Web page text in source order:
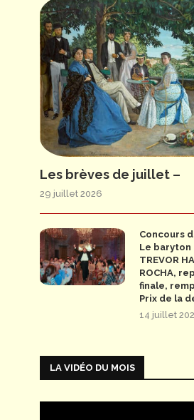
Les brèves de juillet –
29 juillet 2026
Concours
Le baryton
TREVOR
ROCHA,
finale,
Prix de la
14 juillet
LA VIDÉO DU MOIS